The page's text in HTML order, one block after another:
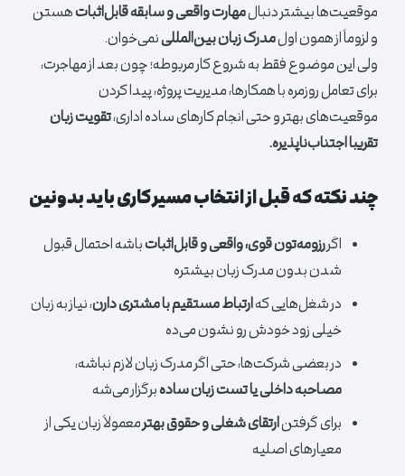
موقعیت‌ها بیشتر دنبالمهارت واقعی و سابقه قابل‌اثباتهستن
و لزوماً از همون اولمدرک زبان بین‌المللینمی‌خوان.
ولی این موضوع فقط به شروع کار مربوطه؛ چون بعد از مهاجرت،
برای تعامل روزمره با همکارها، مدیریت پروژه، پیدا کردن
موقعیت‌های بهتر و حتی انجام کارهای ساده اداری،تقویت زبان
تقریبا اجتناب‌ناپذیره.
چند نکته که قبل از انتخاب مسیر کاری باید بدونین
اگررزومه‌تون قوی، واقعی و قابل‌اثباتباشه احتمال قبول
شدن بدون مدرک زبان بیشتره
در شغل‌هایی کهارتباط مستقیم با مشتری دارن، نیاز به زبان
خیلی زود خودش رو نشون می‌ده
در بعضی شرکت‌ها، حتی اگر مدرک زبان لازم نباشه،
مصاحبه داخلی یا تست زبان سادهبرگزار می‌شه
برای گرفتنارتقای شغلی و حقوق بهترمعمولاً زبان یکی از
معیارهای اصلیه